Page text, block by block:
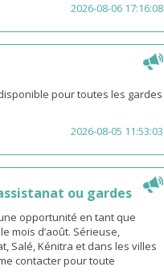
2026-08-06 17:16:08
pour toutes les gardes
2026-08-05 11:53:03
ou gardes
opportunité en tant que
mois d’août. Sérieuse,
Salé, Kénitra et dans les villes
contacter pour toute